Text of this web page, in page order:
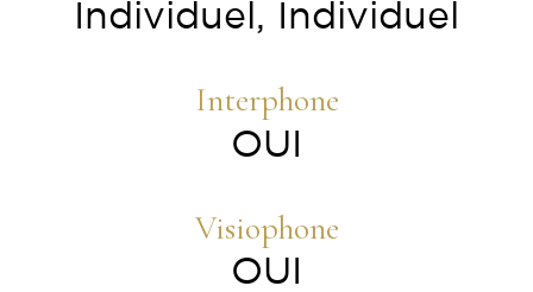
Individuel, Individuel
Interphone
OUI
Visiophone
OUI